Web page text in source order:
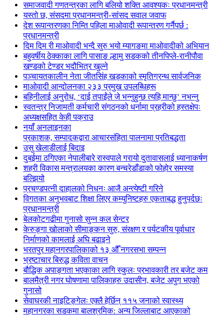
समाजवादी गणतन्त्रका लागि बलियो शक्ति आवश्यकः प्रधानमन्त्री
यस्तो छ, संसदमा प्रधानमन्त्री-सांसद सवाल जवाफ
देश रूपान्तरणका निम्ति पहिला माओवादी रूपान्तरण गर्नैपर्छ :
प्रधानमन्त्री
दिम दिम री माओवादी भन्दै सुरु भयो म्यागङमा माओवादीको अभियान
बहुवर्षीय ठेक्काका लागि पासाङ ल्हामु सडकको तीनपिप्ले-रानीपौवा
खण्डको टेण्डर भदौभित्र खुल्ने
पञ्चायतकालीन नेता जीतसिंह खड्काको स्मृतिग्रन्थ सार्वजनिक
माओवादी आन्दोलनका २३३ प्रमुख उपलब्धिहरू
बहिनीलाई अनुरोध, ‘दाई तपाईंले जे भन्नुहुन्छ त्यहि मान्छु’ नभन्नु
स्वतन्त्र निजामती कर्मचारी संगठनको धर्नामा प्रहरीको हस्तक्षेपः
अध्यक्षसहित केही पक्राउ
नयाँ अनलाइनका
प्रकाशक, सम्पादकद्वारा आचारसंहिता पालनामा प्रतिबद्धता
उसु खेलाडीलाई बिदाइ
दुबईमा ठगिएका नेपालीबारे रास्वपाले गरायो दुतावासलाई ध्यानाकर्षण
शहरी विकास मन्त्रालयका कारण बन्चरेडाँडाको फोहोर समस्या
बल्झियो
प्रचण्डपत्नी दाहालको निधनः आजै अन्त्येष्टी गरिने
विगतका अनुभवबाट शिक्षा लिएर कम्युनिष्टहरु एकताबद्ध हुनुपर्दछः
प्रधानमन्त्री
बेलकोटगढीमा गुनासो सुन्न कल सेन्टर
केरुङ्गा खोलाको सीमाङ्कन सुरु, संरक्षण र पर्यटकीय पूर्वाधार
निर्माणको कामलाई अघि बढाइने
भरतपुर महानगरपालिकाको १३ औँ नगरसभा सम्पन्न
भ्रष्टाचार बिरुद्ध कविता वाचन
बौद्धिक अपाङ्गता भएकाका लागि स्कुलः प्रभावकारी तर बजेट कम
बालमैत्री नगर घोषणामा पालिकाहरु उदासीन, बजेट अपुग भएको
गुनासो
सेवाघरकी नाइटिङ्गेलः एक्लै हेर्छिन् ११५ जनाको स्वास्थ्य
महानगरका सडकमा बालश्रमिक: अन्य जिल्लाबाट आएकाको